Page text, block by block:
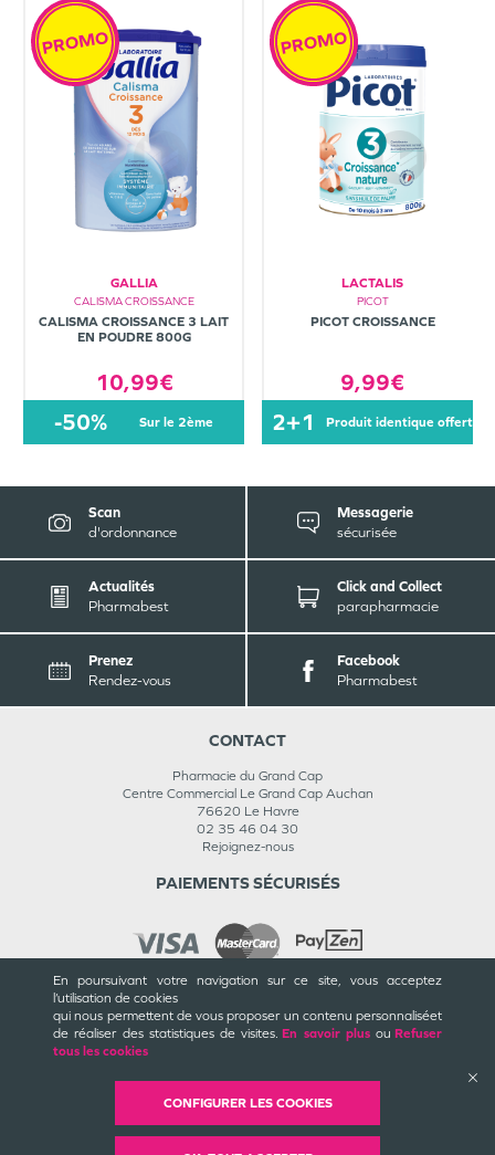
En poursuivant votre navigation sur ce site, vous acceptez
l’utilisation de cookies
qui nous permettent de vous proposer un contenu personnaliséet
de réaliser des statistiques de visites. En savoir plusou Refuser
tous les cookies
CONFIGURER LES COOKIES
GALLIA
CALISMA CROISSANCE
CALISMA CROISSANCE 3 LAIT
EN POUDRE 800G
10,99€
PROMO
-50% sur le 2ème
LACTALIS
PICOT
PICOT CROISSANCE
9,99€
PROMO
2+1 produit identique offert
Scan
d'ordonnance
Messagerie
sécurisée
Actualités
Pharmabest
Click and Collect
parapharmacie
Prenez
Rendez-vous
Facebook
Pharmabest
CONTACT
Pharmacie du Grand Cap
Centre Commercial Le Grand Cap Auchan
76620 Le Havre
02 35 46 04 30
Rejoignez-nous
CGU / CGV
Rappels de produits
PAIEMENTS SÉCURISÉS